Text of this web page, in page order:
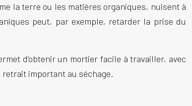
la terre ou les matières organiques, nuisent à
peut, par exemple, retarder la prise du
d’obtenir un mortier facile à travailler, avec
retrait important au séchage.